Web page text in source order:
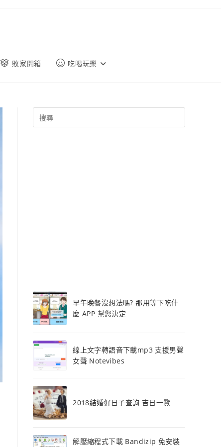
敗家開箱 吃喝玩樂
早午晚餐沒想法嗎? 那用等下吃什
麼 APP 幫您決定
線上文字轉語音下載mp3 支援男聲
女聲 Notevibes
2018結婚好日子查詢 吉日一覽
解壓縮程式下載 Bandizip 免安裝